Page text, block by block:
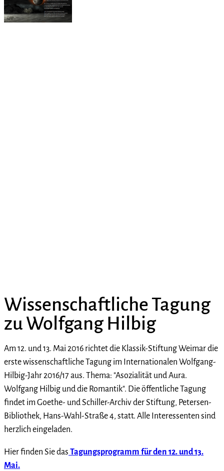
Wissenschaftliche Tagung
zu Wolfgang Hilbig
Am 12. und 13. Mai 2016 richtet die Klassik-Stiftung Weimar die
erste wissenschaftliche Tagung im Internationalen Wolfgang-
Hilbig-Jahr 2016/17 aus. Thema: "Asozialität und Aura.
Wolfgang Hilbig und die Romantik". Die öffentliche Tagung
findet im Goethe- und Schiller-Archiv der Stiftung, Petersen-
Bibliothek, Hans-Wahl-Straße 4, statt. Alle Interessenten sind
herzlich eingeladen.
Hier finden Sie das Tagungsprogramm für den 12. und 13.
Mai.